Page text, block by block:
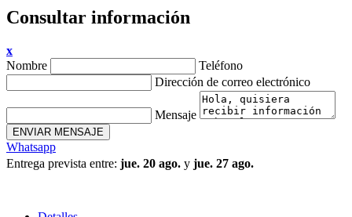
Consultar información
x
Nombre
Teléfono
Dirección de correo electrónico
Mensaje
ENVIAR MENSAJE
Whatsapp
Entrega prevista entre: jue. 20 ago. y jue. 27 ago.